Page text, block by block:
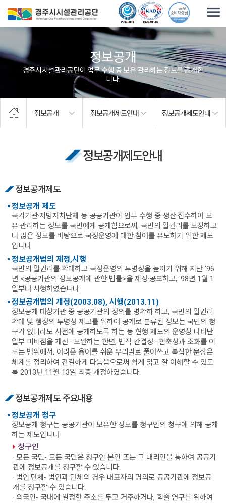
정보공개
경주시시설관리공단이 업무 수행 중 보유·관리하는 정보를 공개합
니다.
정보공개 정보공개제도안내 정보공개제도안내
정보공개제도안내
정보공개제도
정보공개 제도
국가기관·지방자치단체 등 공공기관이 업무 수행 중 생산·접수하여 보
유·관리하는 정보를 국민에게 공개함으로써, 국민의 알권리를 보장하고
더 많은 정보를 바탕으로 국정운영에 대한 참여를 유도하기 위한 제도
입니다.
정보공개법의 제정,시행
국민의 알권리를 확대하고 국정운영의 투명성을 높이기 위해 지난 '96
년 <공공기관의 정보공개에 관한 법률>을 제정·공포하고, '98년 1월 1
일부터 시행하였습니다.
정보공개법의 개정(2003.08), 시행(2013.11)
정보공개 대상기관 중 공공기관의 정의를 명확히 하고, 국민의 알권리
확대 및 행정의 투명성 제고를 위하여 공개로 분류된 정보는 국민의 청
구가 없더라도 사전에 공개하도록 하는 등 현행 제도의 운영상 나타난
일부 미비점을 개선 · 보완하는 한편, 법적 간결성 · 함축성과 조화를 이
루는 범위에서, 어려운 용어를 쉬운 우리말로 풀어쓰고 복잡한 문장은
체계를 정리하여 간결하게 다듬음으로써 쉽게 읽고 잘 이해할 수 있도
록 2013년 11월 13일 최종 개정하였습니다.
정보공개제도 주요내용
정보공개 청구
정보공개 청구는 공공기관이 보유한 정보를 청구인의 청구에 의해 공개
하는 제도입니다
청구인
· 모든 국민- 모든 국민은 청구인 본인 또는 그 대리인을 통하여 공공기
관에 정보공개를 청구할 수 있습니다.
· 법인·단체 - 법인과 단체의 경우 대표자의 명의로 공공기관에 정보공
개를 청구할 수 있습니다.
· 외국인- 국내에 일정한 주소를 두고 거주하거나, 학술·연구를 위하여